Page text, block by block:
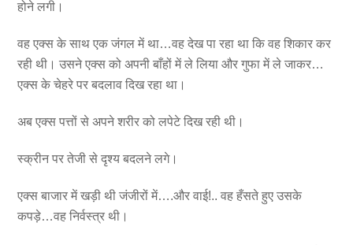
होने लगी।
वह एक्स के साथ एक जंगल में था…वह देख पा रहा था कि वह शिकार कर
रही थी। उसने एक्स को अपनी बाँहों में ले लिया और गुफा में ले जाकर…
एक्स के चेहरे पर बदलाव दिख रहा था।
अब एक्स पत्तों से अपने शरीर को लपेटे दिख रही थी।
स्क्रीन पर तेजी से दृश्य बदलने लगे।
एक्स बाजार में खड़ी थी जंजीरों में….और वाई!.. वह हँसते हुए उसके
कपड़े…वह निर्वस्त्र थी।